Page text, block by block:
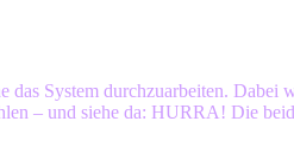
System durchzuarbeiten. Dabei
– und siehe da: HURRA! Die